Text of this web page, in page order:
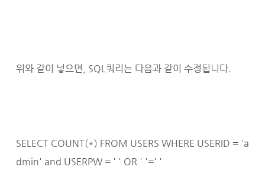
위와 같이 넣으면, SQL쿼리는 다음과 같이 수정됩니다.
SELECT COUNT(*) FROM USERS WHERE USERID = 'a
dmin' and USERPW = ' ' OR ' '=' '